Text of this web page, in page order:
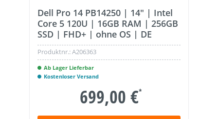
Dell Pro 14 PB14250 | 14" | Intel
Core 5 120U | 16GB RAM | 256GB
SSD | FHD+ | ohne OS | DE
Produktnr.:A206363
Ab Lager Lieferbar
Kostenloser Versand
699,00 €*